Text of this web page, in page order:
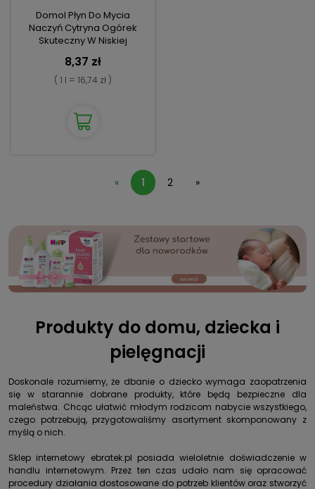
Domol Płyn Do Mycia
Naczyń Cytryna Ogórek
Skuteczny W Niskiej
8,37 zł
( 1 l = 16,74 zł )
« 1 2 »
Produkty do domu, dziecka i
pielęgnacji
Doskonale rozumiemy, że dbanie o dziecko wymaga zaopatrzenia
się w starannie dobrane produkty, które będą bezpieczne dla
maleństwa. Chcąc ułatwić młodym rodzicom nabycie wszystkiego,
czego potrzebują, przygotowaliśmy asortyment skomponowany z
myślą o nich.
Sklep internetowy ebratek.pl posiada wieloletnie doświadczenie w
handlu internetowym. Przez ten czas udało nam się opracować
procedury działania dostosowane do potrzeb klientów oraz stworzyć